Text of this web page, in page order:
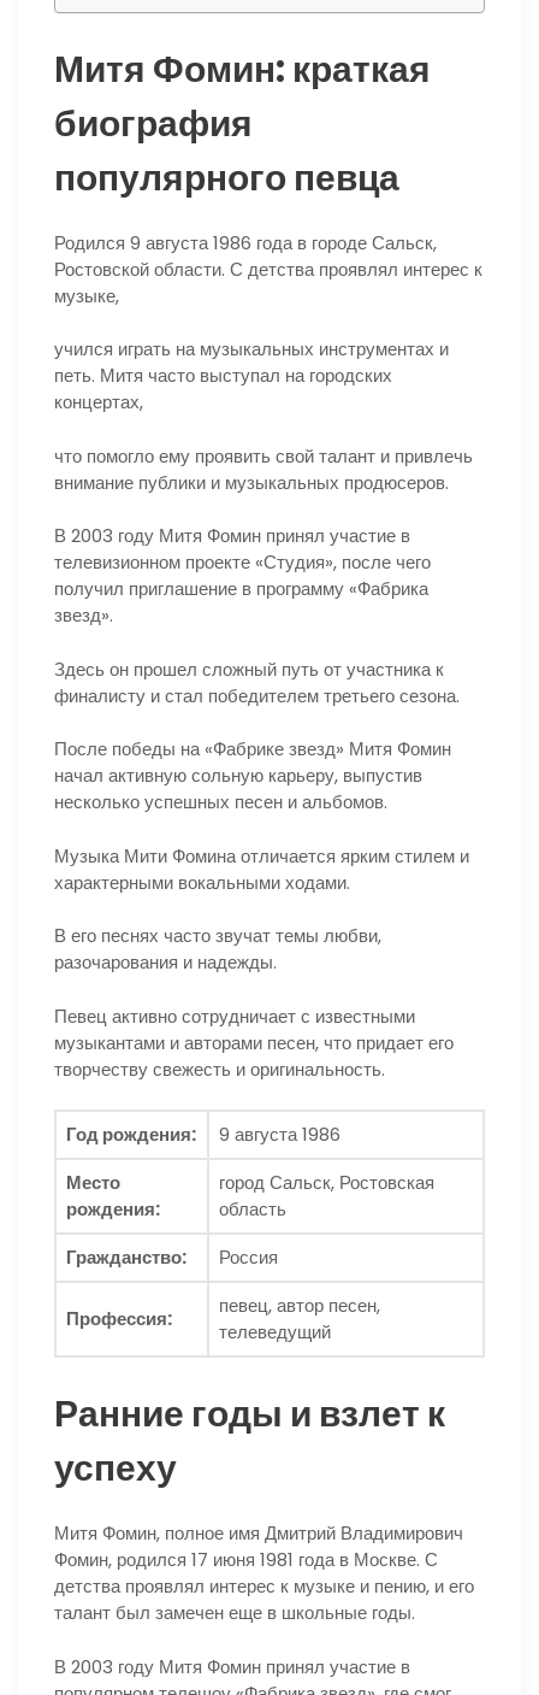
Митя Фомин: краткая
биография
популярного певца
Родился 9 августа 1986 года в городе Сальск,
Ростовской области. С детства проявлял интерес к
музыке,
учился играть на музыкальных инструментах и
петь. Митя часто выступал на городских
концертах,
что помогло ему проявить свой талант и привлечь
внимание публики и музыкальных продюсеров.
В 2003 году Митя Фомин принял участие в
телевизионном проекте «Студия», после чего
получил приглашение в программу «Фабрика
звезд».
Здесь он прошел сложный путь от участника к
финалисту и стал победителем третьего сезона.
После победы на «Фабрике звезд» Митя Фомин
начал активную сольную карьеру, выпустив
несколько успешных песен и альбомов.
Музыка Мити Фомина отличается ярким стилем и
характерными вокальными ходами.
В его песнях часто звучат темы любви,
разочарования и надежды.
Певец активно сотрудничает с известными
музыкантами и авторами песен, что придает его
творчеству свежесть и оригинальность.
Год рождения:
9 августа 1986
Место
рождения:
город Сальск, Ростовская
область
Гражданство:
Россия
Профессия:
певец, автор песен,
телеведущий
Ранние годы и взлет к
успеху
Митя Фомин, полное имя Дмитрий Владимирович
Фомин, родился 17 июня 1981 года в Москве. С
детства проявлял интерес к музыке и пению, и его
талант был замечен еще в школьные годы.
В 2003 году Митя Фомин принял участие в